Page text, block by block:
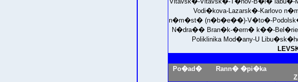
Vodi�kova-Lazarsk�-Karlovo
n�m�st� (n�b�e��)-V�to�-
N�dra�� Bran�k-�ern� k��-
Poliklinika Mod�any-U
Po�ad�
Rann� �pi�ka